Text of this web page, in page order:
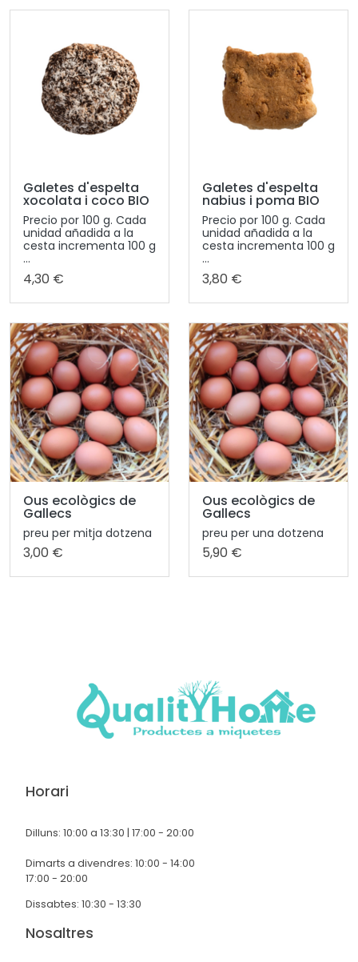
Galetes d'espelta
xocolata i coco BIO
Precio por 100 g. Cada
unidad añadida a la
cesta incrementa 100 g
...
4,30 €
Galetes d'espelta
nabius i poma BIO
Precio por 100 g. Cada
unidad añadida a la
cesta incrementa 100 g
...
3,80 €
Ous ecològics de
Gallecs
preu per mitja dotzena
3,00 €
Ous ecològics de
Gallecs
preu per una dotzena
5,90 €
Horari
Dilluns: 10:00 a 13:30 | 17:00 - 20:00
Dimarts a divendres: 10:00 - 14:00
17:00 - 20:00
Dissabtes: 10:30 - 13:30
Nosaltres